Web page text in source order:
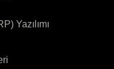
Yazılımı